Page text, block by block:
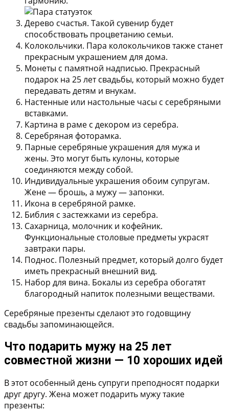
Дерево счастья. Такой сувенир будет
способствовать процветанию семьи.
Колокольчики. Пара колокольчиков также станет
прекрасным украшением для дома.
Монеты с памятной надписью. Прекрасный
подарок на 25 лет свадьбы, который можно будет
передавать детям и внукам.
Настенные или настольные часы с серебряными
вставками.
Картина в раме с декором из серебра.
Серебряная фоторамка.
Парные серебряные украшения для мужа и
жены. Это могут быть кулоны, которые
соединяются между собой.
Индивидуальные украшения обоим супругам.
Жене — брошь, а мужу — запонки.
Икона в серебряной рамке.
Библия с застежками из серебра.
Сахарница, молочник и кофейник.
Функциональные столовые предметы украсят
завтраки пары.
Поднос. Полезный предмет, который долго будет
иметь прекрасный внешний вид.
Набор для вина. Бокалы из серебра обогатят
благородный напиток полезными веществами.
Серебряные презенты сделают это годовщину
свадьбы запоминающейся.
Что подарить мужу на 25 лет
совместной жизни — 10 хороших идей
В этот особенный день супруги преподносят подарки
друг другу. Жена может подарить мужу такие
презенты: